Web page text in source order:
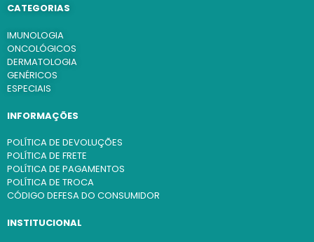
CATEGORIAS
IMUNOLOGIA
ONCOLÓGICOS
DERMATOLOGIA
GENÉRICOS
ESPECIAIS
INFORMAÇÕES
POLÍTICA DE DEVOLUÇÕES
POLÍTICA DE FRETE
POLÍTICA DE PAGAMENTOS
POLÍTICA DE TROCA
CÓDIGO DEFESA DO CONSUMIDOR
INSTITUCIONAL